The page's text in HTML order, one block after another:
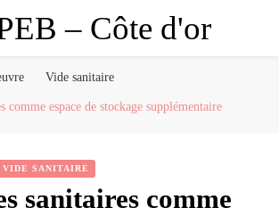
– Côte d'or
Vide sanitaire
comme espace de stockage supplémentaire
VIDE SANITAIRE
sanitaires comme